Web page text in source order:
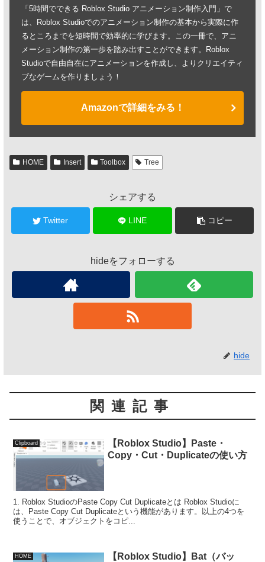
「5時間でできる Roblox Studio アニメーション制作入門」で
は、Roblox Studioでのアニメーション制作の基本から実際に作
るところまでを短時間で効率的に学びます。この一冊で、アニ
メーション制作の第一歩を踏み出すことができます。Roblox
Studioで自由自在にアニメーションを作成し、よりクリエイティ
ブなゲームを作りましょう！
Amazonで詳細をみる！
HOME Insert Toolbox Tree
シェアする
Twitter LINE コピー
hideをフォローする
hide
関連記事
Clipboard
【Roblox Studio】Paste・
Copy・Cut・Duplicateの使い方
1. Roblox StudioのPaste Copy Cut Duplicateとは Roblox Studioに
は、Paste Copy Cut Duplicateという機能があります。以上の4つを
使うことで、オブジェクトをコピ...
HOME
【Roblox Studio】Bat（バッ